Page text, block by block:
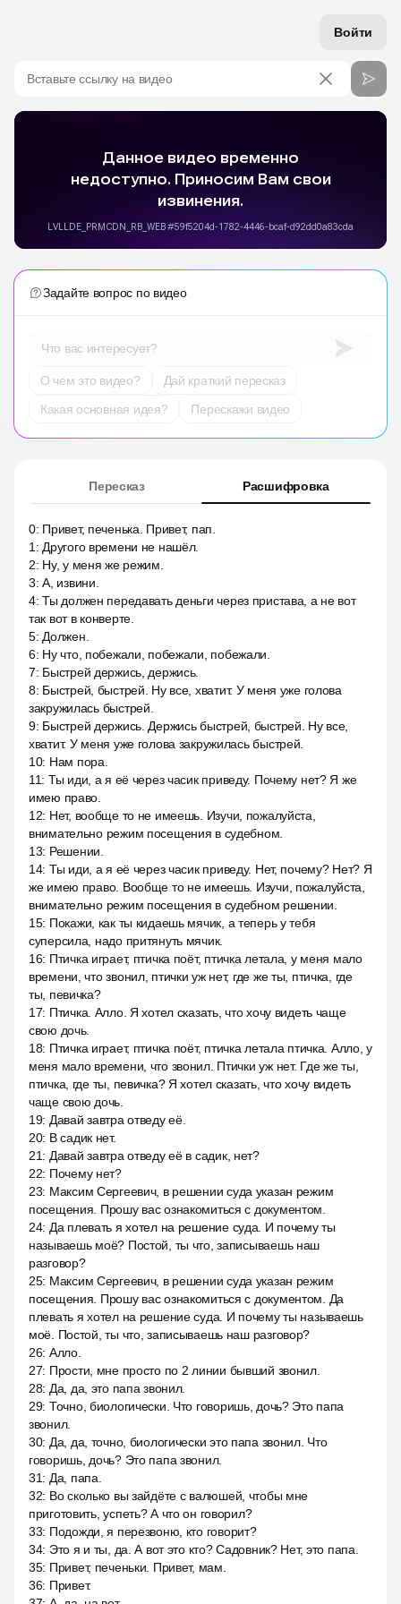
Войти
Вставьте ссылку на видео
Задайте вопрос по видео
Что вас интересует?
О чем это видео?
Дай краткий пересказ
Какая основная идея?
Перескажи видео
Пересказ Расшифровка
0: Привет, печенька. Привет, пап.
1 : Другого времени не нашёл.
2: Ну, у меня же режим.
3:А, извини.
4:Ты должен передавать деньги через пристава, а не вот
так вот в конверте.
5: Должен.
6: Ну что, побежали, побежали, побежали.
7: Быстрей держись, держись.
8: Быстрей, быстрей. Ну все, хватит. У меня уже голова
закружилась быстрей.
9: Быстрей держись. Держись быстрей, быстрей. Ну все,
хватит. У меня уже голова закружилась быстрей.
10: Нам пора.
11: Ты иди, а я её через часик приведу. Почему нет? Я же
имею право.
12: Нет, вообще то не имеешь. Изучи, пожалуйста,
внимательно режим посещения в судебном.
13: Решении.
14: Ты иди, а я её через часик приведу. Нет, почему? Нет? Я
же имею право. Вообще то не имеешь. Изучи, пожалуйста,
внимательно режим посещения в судебном решении.
15: Покажи, как ты кидаешь мячик, а теперь у тебя
суперсила, надо притянуть мячик.
16: Птичка играет, птичка поёт, птичка летала, у меня мало
времени, что звонил, птички уж нет, где же ты, птичка, где
ты, певичка?
17: Птичка. Алло. Я хотел сказать, что хочу видеть чаще
свою дочь.
18: Птичка играет, птичка поёт, птичка летала птичка. Алло, у
меня мало времени, что звонил. Птички уж нет. Где же ты,
птичка, где ты, певичка? Я хотел сказать, что хочу видеть
чаще свою дочь.
19: Давай завтра отведу её.
20: В садик нет.
21: Давай завтра отведу её в садик, нет?
22: Почему нет?
23: Максим Сергеевич, в решении суда указан режим
посещения. Прошу вас ознакомиться с документом.
24: Да плевать я хотел на решение суда. И почему ты
называешь моё? Постой, ты что, записываешь наш
разговор?
25: Максим Сергеевич, в решении суда указан режим
посещения. Прошу вас ознакомиться с документом. Да
плевать я хотел на решение суда. И почему ты называешь
моё. Постой, ты что, записываешь наш разговор?
26: Алло.
27: Прости, мне просто по 2 линии бывший звонил.
28: Да, да, это папа звонил.
29: Точно, биологически. Что говоришь, дочь? Это папа
звонил.
30: Да, да, точно, биологически это папа звонил. Что
говоришь, дочь? Это папа звонил.
31: Да, папа.
32: Во сколько вы зайдёте с валюшей, чтобы мне
приготовить, успеть? А что он говорил?
33: Подожди, я перезвоню, кто говорит?
34: Это я и ты, да. А вот это кто? Садовник? Нет, это папа.
35: Привет, печеньки. Привет, мам.
36: Привет.